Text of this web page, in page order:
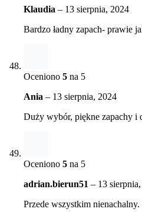
Klaudia – 13 sierpnia, 2024
Bardzo ładny zapach- prawie
Oceniono 5 na 5
Ania – 13 sierpnia, 2024
Duży wybór, piękne zapachy i
Oceniono 5 na 5
adrian.bierun51 – 13
Przede wszystkim nienachalny.